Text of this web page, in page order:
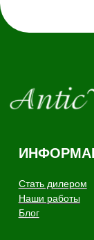
покрытий из
дерева
Copyright - AnticWood,
Политика
anticwd@yandex.ru
Канал Telegram